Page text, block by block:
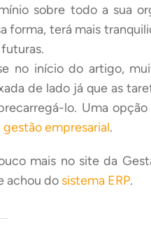
sobre todo a sua
forma, terá mais
no início do artigo,
de lado já que as
lo. Uma
empresarial.
mais no site da
achou do sistema ERP.